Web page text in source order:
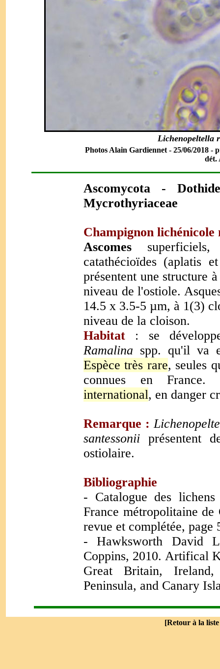
Lichenopeltella
Photos Alain Gardiennet - 25/06/2018 -
dét.
Ascomycota -
Mycrothyriaceae
Champignon lichénicole
Ascomes
catathécioïdes (aplatis
présentent une structure
niveau de l'ostiole.
14.5 x 3.5-5 µm, à 1(3)
niveau de la cloison.
Habitat : se
Ramalina spp. qu'il va
Espèce très rare, seules
connues en
international, en danger
Remarque :
santessonii présentent
ostiolaire.
Bibliographie
- Catalogue des
France métropolitaine
revue et complétée, page
- Hawksworth David
Coppins, 2010. Artifical
Great Britain,
Peninsula, and Canary
[Retour à la liste